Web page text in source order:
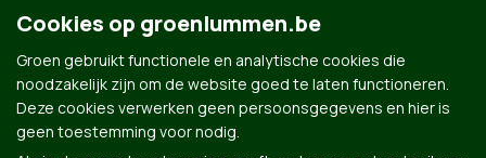
Cookies op groenlummen.be
Groen gebruikt functionele en analytische cookies die
noodzakelijk zijn om de website goed te laten functioneren.
Deze cookies verwerken geen persoonsgegevens en hier is
geen toestemming voor nodig.